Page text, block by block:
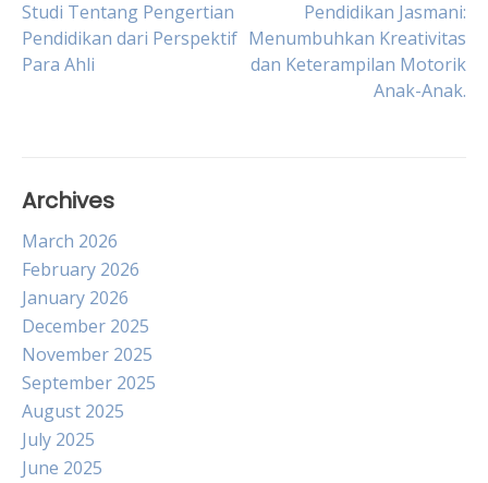
Post
navigation
Studi Tentang Pengertian
Pendidikan dari Perspektif
Para Ahli
Pendidikan Jasmani:
Menumbuhkan Kreativitas
dan Keterampilan Motorik
Anak-Anak.
Archives
March 2026
February 2026
January 2026
December 2025
November 2025
September 2025
August 2025
July 2025
June 2025